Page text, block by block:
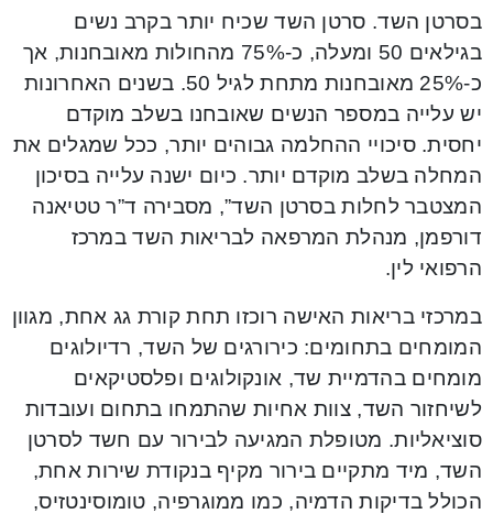
בסרטן השד. סרטן השד שכיח יותר בקרב נשים
בגילאים 50 ומעלה, כ-75% מהחולות מאובחנות, אך
כ-25% מאובחנות מתחת לגיל 50. בשנים האחרונות
יש עלייה במספר הנשים שאובחנו בשלב מוקדם
יחסית. סיכויי ההחלמה גבוהים יותר, ככל שמגלים את
המחלה בשלב מוקדם יותר. כיום ישנה עלייה בסיכון
המצטבר לחלות בסרטן השד”, מסבירה ד”ר טטיאנה
דורפמן, מנהלת המרפאה לבריאות השד במרכז
הרפואי לין.
במרכזי בריאות האישה רוכזו תחת קורת גג אחת, מגוון
המומחים בתחומים: כירורגים של השד, רדיולוגים
מומחים בהדמיית שד, אונקולוגים ופלסטיקאים
לשיחזור השד, צוות אחיות שהתמחו בתחום ועובדות
סוציאליות. מטופלת המגיעה לבירור עם חשד לסרטן
השד, מיד מתקיים בירור מקיף בנקודת שירות אחת,
הכולל בדיקות הדמיה, כמו ממוגרפיה, טומוסינטזיס,